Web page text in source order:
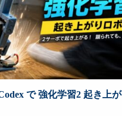
で 強化学習2 起き上